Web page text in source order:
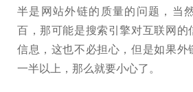
半是网站外链的质量的问题，当
百，那可能是搜索引擎对互联网的
信息，这也不必担心，但是如果外
一半以上，那么就要小心了。